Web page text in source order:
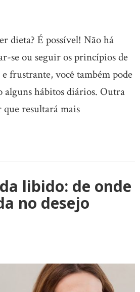
dieta? É possível! Não há
se ou seguir os princípios de
frustrante, você também pode
alguns hábitos diários. Outra
resultará mais
libido: de onde
no desejo